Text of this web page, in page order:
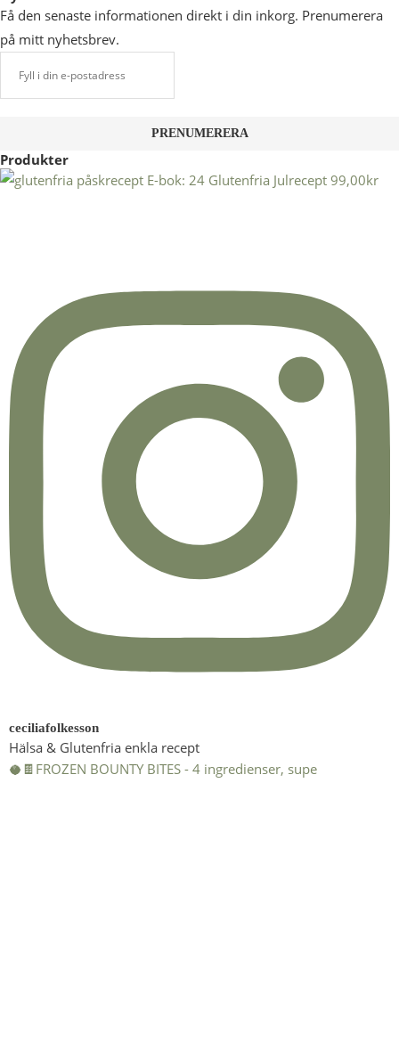
Få den senaste informationen direkt i din inkorg. Prenumerera
på mitt nyhetsbrev.
Produkter
E-bok: 24 Glutenfria Julrecept 99,00kr
ceciliafolkesson
Hälsa & Glutenfria enkla recept
🥥🍫FROZEN BOUNTY BITES - 4 ingredienser, supe